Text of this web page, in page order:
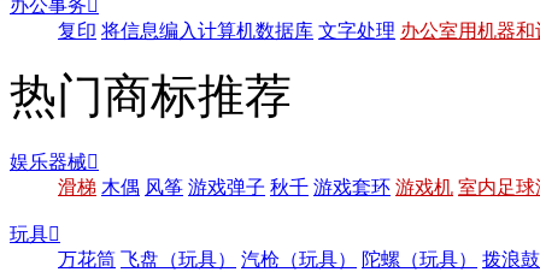
办公事务
复印 将信息编入计算机数据库 文字处理 办公室用机器
热门商标推荐
娱乐器械
滑梯 木偶 风筝 游戏弹子 秋千 游戏套环 游戏机 室内足球
玩具
万花筒 飞盘（玩具） 汽枪（玩具） 陀螺（玩具） 拨浪